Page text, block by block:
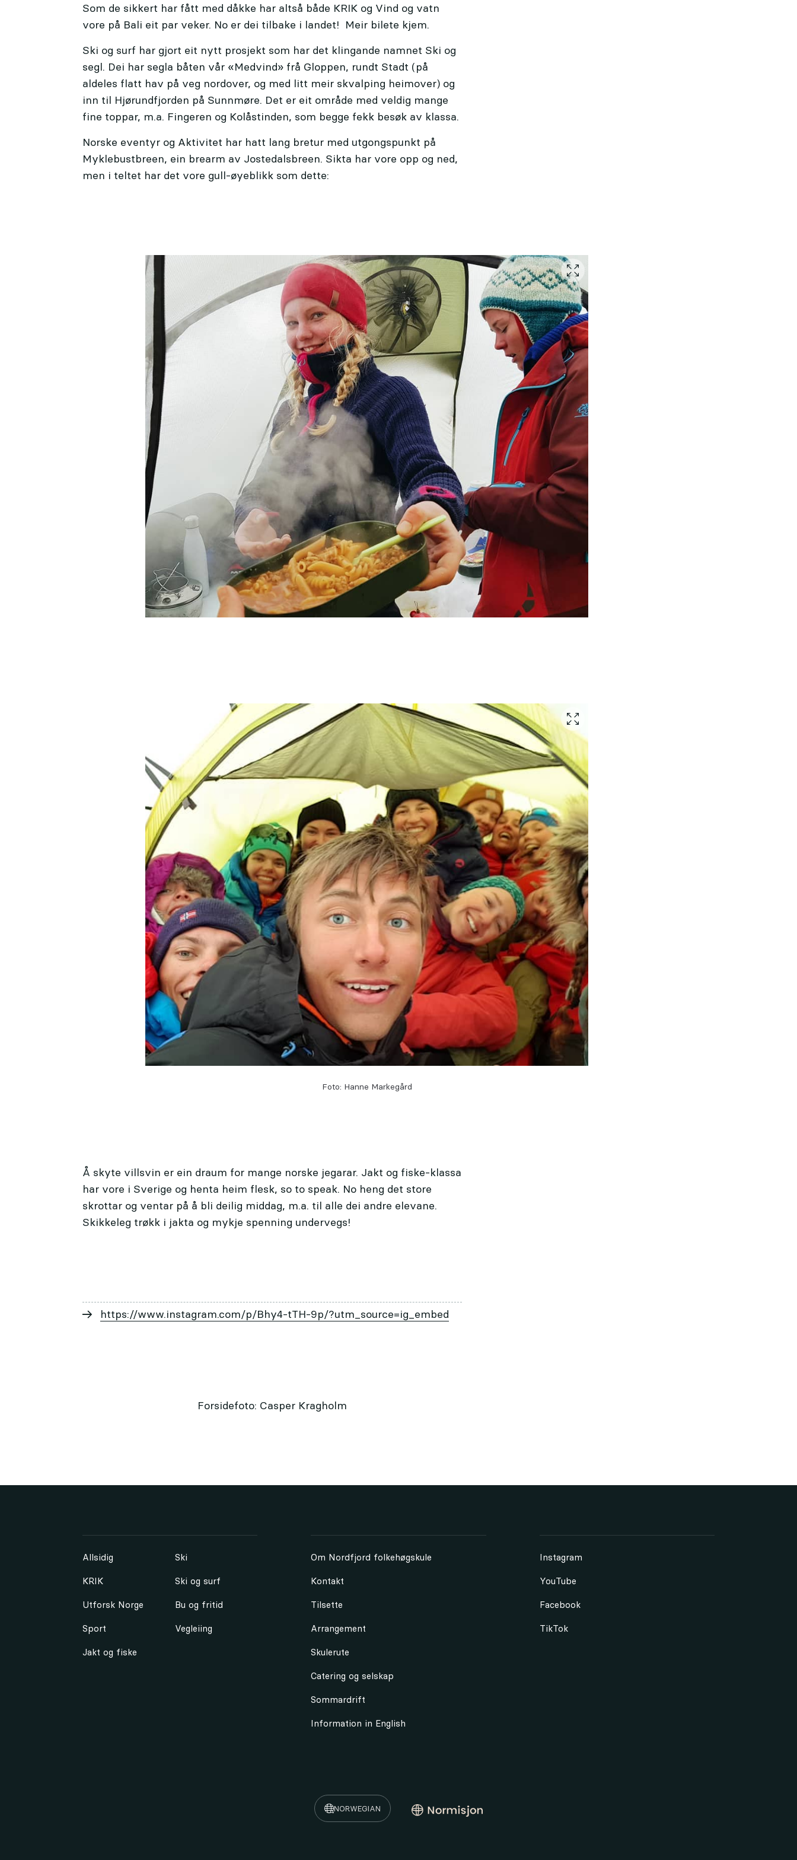
Som de sikkert har fått med dåkke har altså både KRIK og Vind og vatn
vore på Bali eit par veker. No er dei tilbake i landet! Meir bilete kjem.
Ski og surf har gjort eit nytt prosjekt som har det klingande namnet Ski og
segl. Dei har segla båten vår «Medvind» frå Gloppen, rundt Stadt (på
aldeles flatt hav på veg nordover, og med litt meir skvalping heimover) og
inn til Hjørundfjorden på Sunnmøre. Det er eit område med veldig mange
fine toppar, m.a. Fingeren og Kolåstinden, som begge fekk besøk av klassa.
Norske eventyr og Aktivitet har hatt lang bretur med utgongspunkt på
Myklebustbreen, ein brearm av Jostedalsbreen. Sikta har vore opp og ned,
men i teltet har det vore gull-øyeblikk som dette:
Foto: Hanne Markegård
Å skyte villsvin er ein draum for mange norske jegarar. Jakt og fiske-klassa
har vore i Sverige og henta heim flesk, so to speak. No heng det store
skrottar og ventar på å bli deilig middag, m.a. til alle dei andre elevane.
Skikkeleg trøkk i jakta og mykje spenning undervegs!
https://www.instagram.com/p/Bhy4-tTH-9p/?utm_source=ig_embed
Forsidefoto: Casper Kragholm
Allsidig
KRIK
Utforsk Norge
Sport
Jakt og fiske
Ski
Ski og surf
Bu og fritid
Vegleiing
Om Nordfjord folkehøgskule
Kontakt
Tilsette
Arrangement
Skulerute
Catering og selskap
Sommardrift
Information in English
Instagram
YouTube
Facebook
TikTok
NORWEGIAN NO